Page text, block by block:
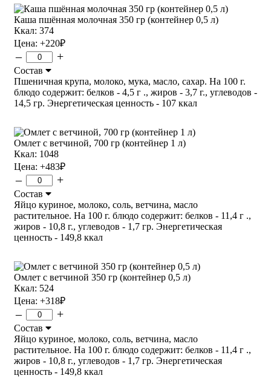
Каша пшённая молочная 350 гр (контейнер 0,5 л)
Ккал: 374
Цена: +220₽
– +
Состав
Пшеничная крупа, молоко, мука, масло, сахар. На 100 г.
блюдо содержит: белков - 4,5 г ., жиров - 3,7 г., углеводов -
14,5 гр. Энергетическая ценность - 107 ккал
Омлет с ветчиной, 700 гр (контейнер 1 л)
Ккал: 1048
Цена: +483₽
– +
Состав
Яйцо куриное, молоко, соль, ветчина, масло
растительное. На 100 г. блюдо содержит: белков - 11,4 г .,
жиров - 10,8 г., углеводов - 1,7 гр. Энергетическая
ценность - 149,8 ккал
Омлет с ветчиной 350 гр (контейнер 0,5 л)
Ккал: 524
Цена: +318₽
– +
Состав
Яйцо куриное, молоко, соль, ветчина, масло
растительное. На 100 г. блюдо содержит: белков - 11,4 г .,
жиров - 10,8 г., углеводов - 1,7 гр. Энергетическая
ценность - 149,8 ккал